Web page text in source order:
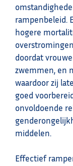
rampenbeleid.
hogere
doordat
zwemmen, en
waardoor zij
goed
onvoldoende
middelen.
Effectief